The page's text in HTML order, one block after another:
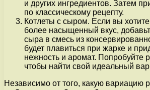
и других ингредиентов. Затем
по классическому рецепту.
Котлеты с сыром. Если вы
более насыщенный вкус,
сыра в смесь из
будет плавиться при жарке и
нежность и аромат. Попробуйте
чтобы найти свой идеальный
Независимо от того, какую вариацию